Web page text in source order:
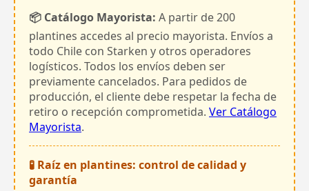
📦 Catálogo Mayorista: A partir de 200
plantines accedes al precio mayorista. Envíos a
todo Chile con Starken y otros operadores
logísticos. Todos los envíos deben ser
previamente cancelados. Para pedidos de
producción, el cliente debe respetar la fecha de
retiro o recepción comprometida. Ver Catálogo
Mayorista.
🧪 Raíz en plantines: control de calidad y
garantía